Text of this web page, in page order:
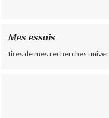
Mes essais
tirés de mes recherches